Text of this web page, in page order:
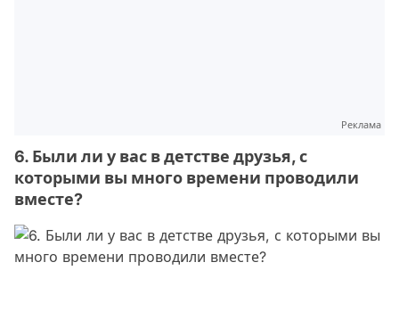
Реклама
6. Были ли у вас в детстве друзья, с
которыми вы много времени проводили
вместе?